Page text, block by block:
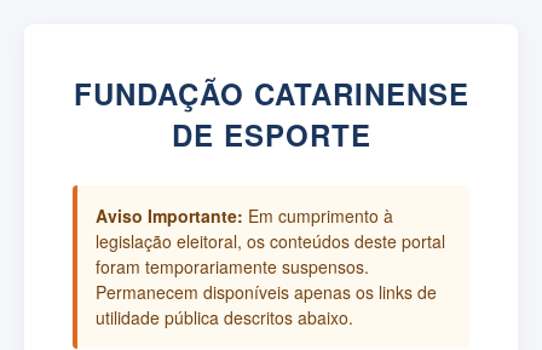
FUNDAÇÃO CATARINENSE
DE ESPORTE
Aviso Importante: Em cumprimento à
legislação eleitoral, os conteúdos deste portal
foram temporariamente suspensos.
Permanecem disponíveis apenas os links de
utilidade pública descritos abaixo.